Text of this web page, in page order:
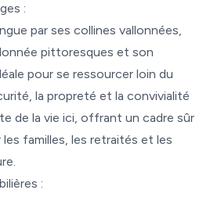
:
par ses collines vallonnées,
pittoresques et son
pour se ressourcer loin du
la propreté et la convivialité
de la vie ici, offrant un cadre sûr
familles, les retraités et les
: